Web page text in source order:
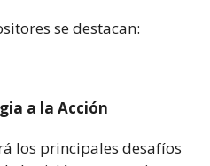
se destacan:
a la Acción
los principales desafíos